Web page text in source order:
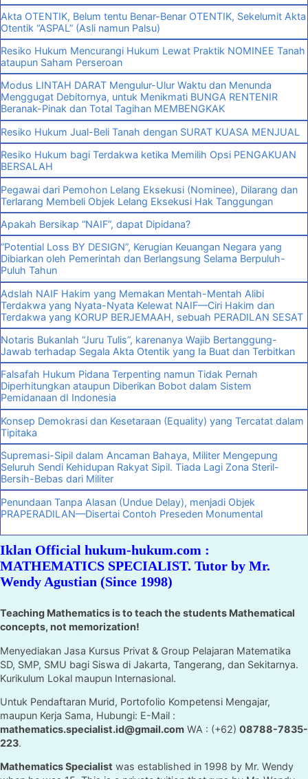
Akta OTENTIK, Belum tentu Benar-Benar OTENTIK, Sekelumit Akta
Otentik “ASPAL” (Asli namun Palsu)
Resiko Hukum Mencurangi Hukum Lewat Praktik NOMINEE Tanah
ataupun Saham Perseroan
Modus LINTAH DARAT Mengulur-Ulur Waktu dan Menunda
Menggugat Debitornya, untuk Menikmati BUNGA RENTENIR
Beranak-Pinak dan Total Tagihan MEMBENGKAK
Resiko Hukum Jual-Beli Tanah dengan SURAT KUASA MENJUAL
Resiko Hukum bagi Terdakwa ketika Memilih Opsi PENGAKUAN
BERSALAH
Pegawai dari Pemohon Lelang Eksekusi (Nominee), Dilarang dan
Terlarang Membeli Objek Lelang Eksekusi Hak Tanggungan
Apakah Bersikap “NAIF”, dapat Dipidana?
“Potential Loss BY DESIGN”, Kerugian Keuangan Negara yang
Dibiarkan oleh Pemerintah dan Berlangsung Selama Berpuluh-
Puluh Tahun
Adslah NAIF Hakim yang Memakan Mentah-Mentah Alibi
Terdakwa yang Nyata-Nyata Kelewat NAIF—Ciri Hakim dan
Terdakwa yang KORUP BERJEMAAH, sebuah PERADILAN SESAT
Notaris Bukanlah “Juru Tulis”, karenanya Wajib Bertanggung-
Jawab terhadap Segala Akta Otentik yang Ia Buat dan Terbitkan
Falsafah Hukum Pidana Terpenting namun Tidak Pernah
Diperhitungkan ataupun Diberikan Bobot dalam Sistem
Pemidanaan dI Indonesia
Konsep Demokrasi dan Kesetaraan (Equality) yang Tercatat dalam
Tipitaka
Supremasi-Sipil dalam Ancaman Bahaya, Militer Mengepung
Seluruh Sendi Kehidupan Rakyat Sipil. Tiada Lagi Zona Steril-
Bersih-Bebas dari Militer
Penundaan Tanpa Alasan (Undue Delay), menjadi Objek
PRAPERADILAN—Disertai Contoh Preseden Monumental
Iklan Official hukum-hukum.com :
MATHEMATICS SPECIALIST. Tutor by Mr.
Wendy Agustian (Since 1998)
Teaching Mathematics is to teach the students Mathematical
concepts, not memorization!
Menyediakan Jasa Kursus Privat & Group Pelajaran Matematika
SD, SMP, SMU bagi Siswa di Jakarta, Tangerang, dan Sekitarnya.
Kurikulum Lokal maupun Internasional.
Untuk Pendaftaran Murid, Portofolio Kompetensi Mengajar,
maupun Kerja Sama, Hubungi: E-Mail :
mathematics.specialist.id@gmail.com WA : (+62) 08788-7835-
223.
Mathematics Specialist was established in 1998 by Mr. Wendy